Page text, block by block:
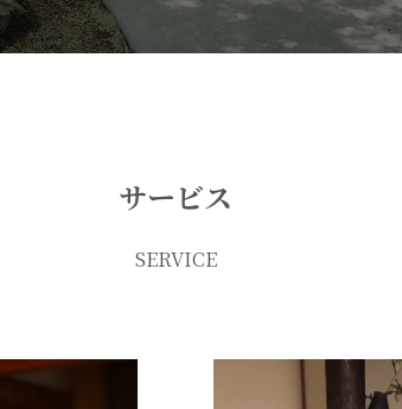
サービス
SERVICE